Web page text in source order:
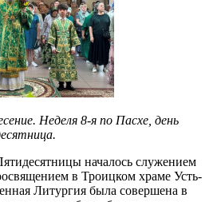
Неделя 8-я по Пасхе, день
началось служением
в Троицком храме Усть-
Литургия была совершена в